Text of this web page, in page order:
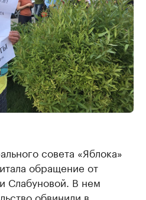
совета «Яблока»
обращение от
Слабуновой. В нем
обвинили в